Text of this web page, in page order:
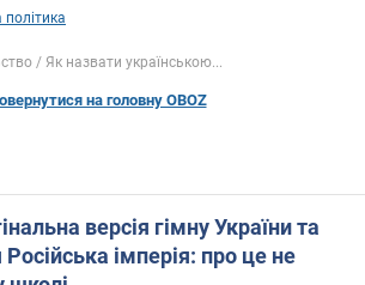
політика
Як назвати українською...
на головну OBOZ
версія гімну України та
Російська імперія: про це не